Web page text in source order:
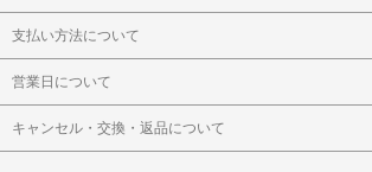
支払い方法について
営業日について
キャンセル・交換・返品について